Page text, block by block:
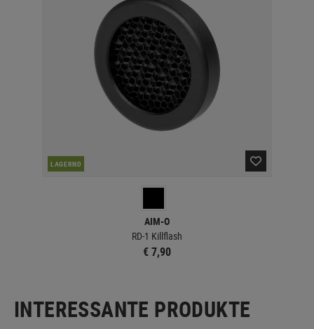
LAGERND
AIM-O
RD-1 Killflash
€ 7,90
INTERESSANTE PRODUKTE